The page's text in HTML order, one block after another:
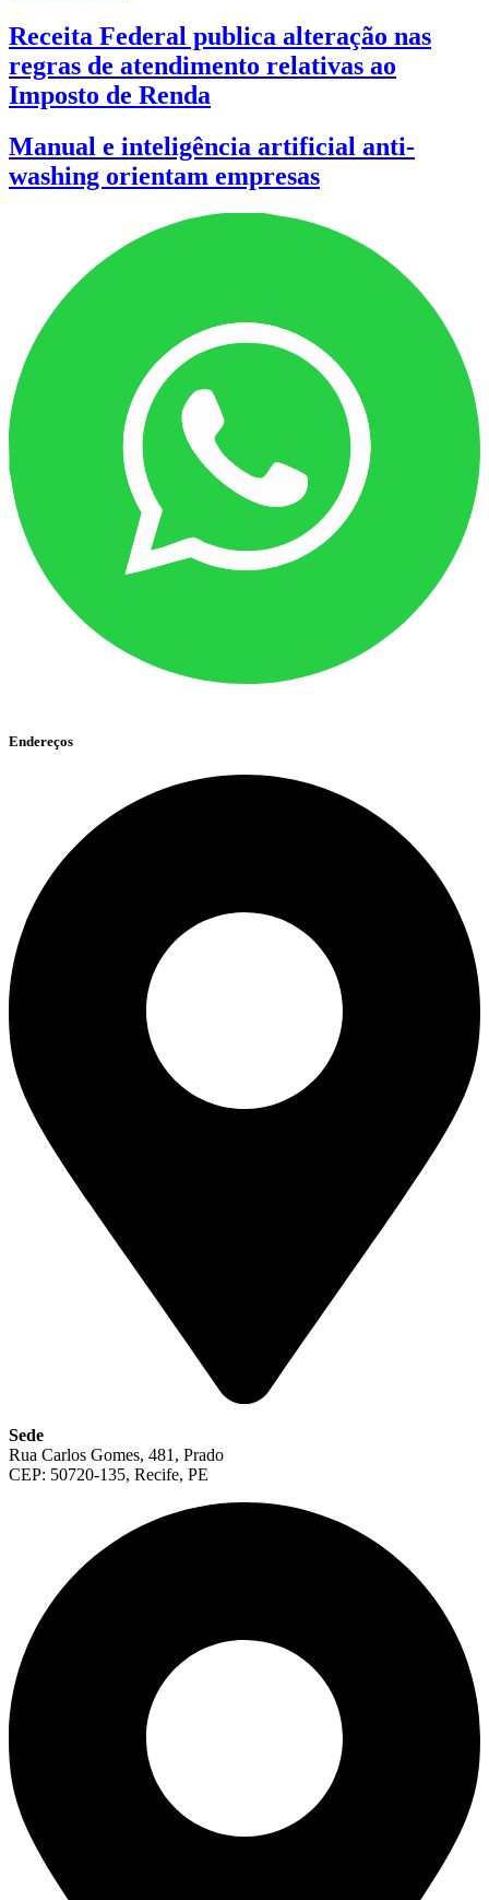
Receita Federal publica alteração nas
regras de atendimento relativas ao
Imposto de Renda
Manual e inteligência artificial anti-
washing orientam empresas
Endereços
Sede
Rua Carlos Gomes, 481, Prado
CEP: 50720-135, Recife, PE